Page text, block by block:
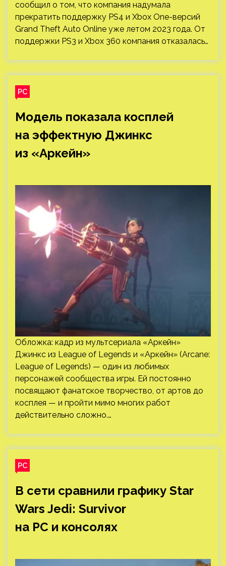
на эффектную Джинкс
из «Аркейн»
Обложка: кадр из мультсериала «Аркейн»
Джинкс из League of Legends и «Аркейн» (Arcane:
League of Legends) — один из любимых
персонажей сообщества игры. Ей постоянно
посвящают фанатское творчество, от артов до
косплея — и пройти мимо многих работ
действительно сложно.…
PC
В сети сравнили графику Star
Wars Jedi: Survivor
на PC и консолях